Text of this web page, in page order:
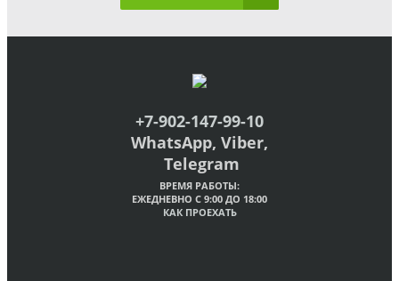
+7-902-147-99-10
WhatsApp, Viber,
Telegram
ВРЕМЯ РАБОТЫ:
ЕЖЕДНЕВНО С 9:00 ДО 18:00
КАК ПРОЕХАТЬ